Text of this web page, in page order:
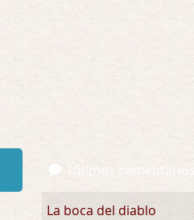
Últimos comentarios
La boca del diablo